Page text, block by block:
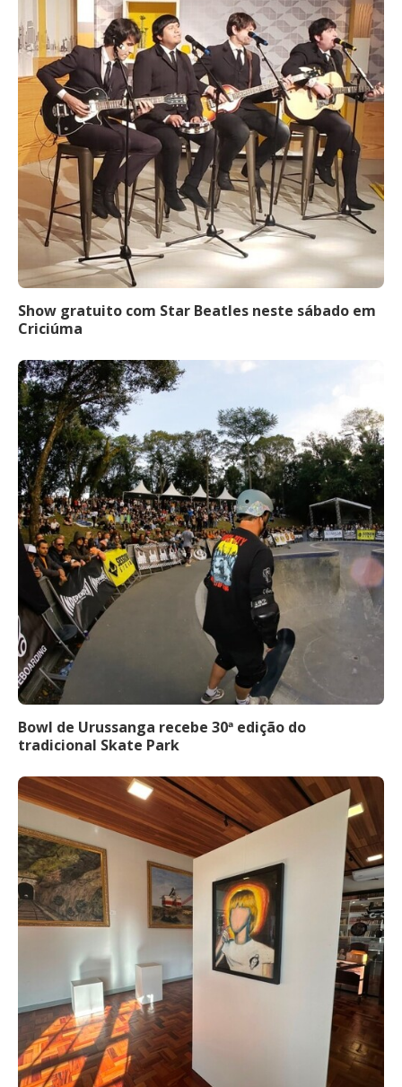
Show gratuito com Star Beatles neste sábado em
Criciúma
Bowl de Urussanga recebe 30ª edição do
tradicional Skate Park